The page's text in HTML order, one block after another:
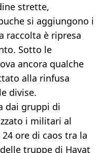
strette,
si aggiungono i
raccolta è ripresa
Sotto le
ancora qualche
alla rinfusa
divise.
dai gruppi di
i militari al
ore di caos tra la
truppe di Hayat